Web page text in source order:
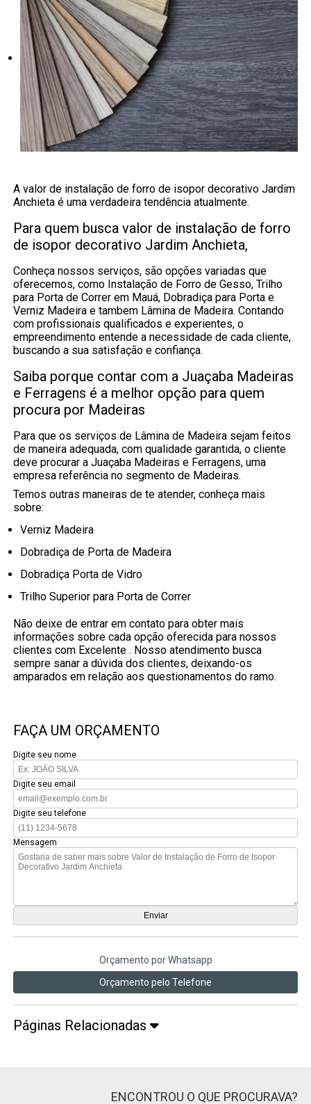
A valor de instalação de forro de isopor decorativo Jardim
Anchieta é uma verdadeira tendência atualmente.
Para quem busca valor de instalação de forro
de isopor decorativo Jardim Anchieta,
Conheça nossos serviços, são opções variadas que
oferecemos, como Instalação de Forro de Gesso, Trilho
para Porta de Correr em Mauá, Dobradiça para Porta e
Verniz Madeira e tambem Lâmina de Madeira. Contando
com profissionais qualificados e experientes, o
empreendimento entende a necessidade de cada cliente,
buscando a sua satisfação e confiança.
Saiba porque contar com a Juaçaba Madeiras
e Ferragens é a melhor opção para quem
procura por Madeiras
Para que os serviços de Lâmina de Madeira sejam feitos
de maneira adequada, com qualidade garantida, o cliente
deve procurar a Juaçaba Madeiras e Ferragens, uma
empresa referência no segmento de Madeiras.
Temos outras maneiras de te atender, conheça mais
sobre:
Verniz Madeira
Dobradiça de Porta de Madeira
Dobradiça Porta de Vidro
Trilho Superior para Porta de Correr
Não deixe de entrar em contato para obter mais
informações sobre cada opção oferecida para nossos
clientes com Excelente . Nosso atendimento busca
sempre sanar a dúvida dos clientes, deixando-os
amparados em relação aos questionamentos do ramo.
FAÇA UM ORÇAMENTO
Digite seu nome
Digite seu email
Digite seu telefone
Mensagem
Orçamento por Whatsapp
Orçamento pelo Telefone
Páginas Relacionadas
ENCONTROU O QUE PROCURAVA?